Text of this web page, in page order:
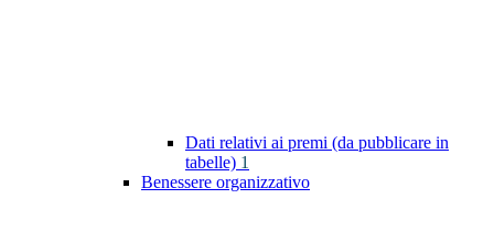
Dati relativi ai premi (da pubblicare in
tabelle) 1
Benessere organizzativo